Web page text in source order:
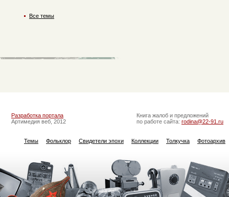
Все темы
Разработка портала
Артимедия веб, 2012
Книга жалоб и предложений
по работе сайта: rodina@22-91.ru
Темы Фольклор Свидетели эпохи Коллекции Толкучка Фотоархив